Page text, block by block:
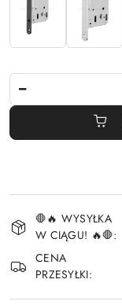
i
dostawa
🛑🔥 WYSYŁKA
W CIĄGU! 🔥🛑:
CENA
PRZESYŁKI: